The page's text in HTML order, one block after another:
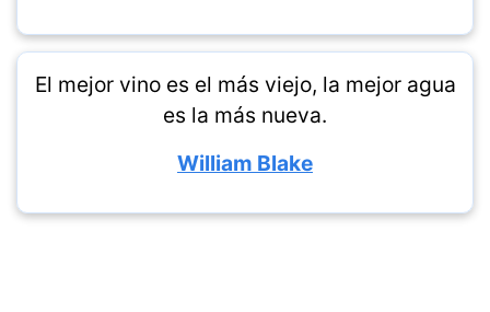
El mejor vino es el más viejo, la mejor agua
es la más nueva.
William Blake